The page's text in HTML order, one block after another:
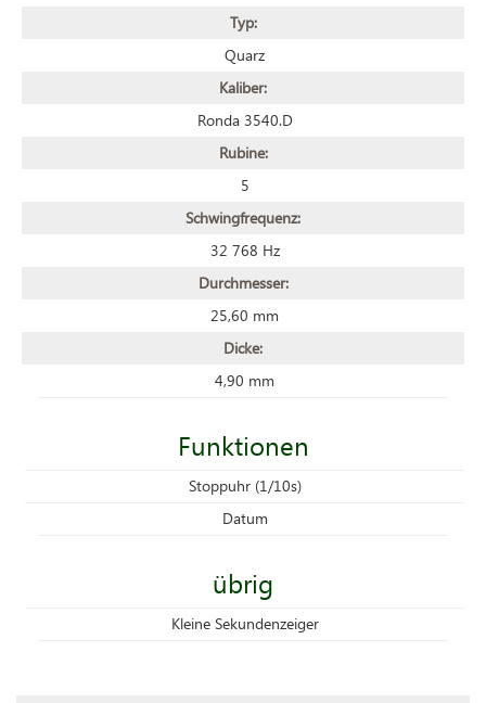
Typ:
Quarz
Kaliber:
Ronda 3540.D
Rubine:
5
Schwingfrequenz:
32 768 Hz
Durchmesser:
25,60 mm
Dicke:
4,90 mm
Funktionen
Stoppuhr (1/10s)
Datum
übrig
Kleine Sekundenzeiger